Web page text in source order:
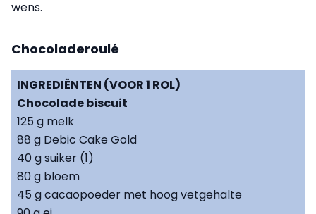
wens.
Chocoladeroulé
INGREDIËNTEN (VOOR 1 ROL)
Chocolade biscuit
125 g melk
88 g Debic Cake Gold
40 g suiker (1)
80 g bloem
45 g cacaopoeder met hoog vetgehalte